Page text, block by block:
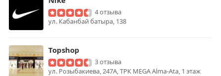
4 отзыва
ул. Кабанбай батыра, 138
Topshop
3 отзыва
ул. Розыбакиева, 247A, ТРК MEGA Alma-Ata, 1 этаж